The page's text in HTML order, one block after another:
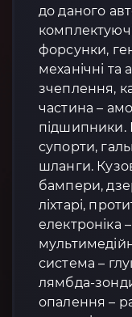
до даного
форсунки,
механічні та
зчеплення,
частина –
підшипники.
супорти,
шланги.
бампери,
ліхтарі,
електроніка
система –
лямбда-
опалення –